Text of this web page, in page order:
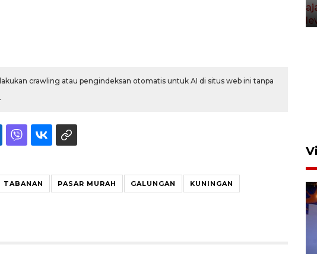
crawling atau pengindeksan otomatis untuk AI di situs web ini tanpa
TABANAN PASAR MURAH GALUNGAN KUNINGAN
ikuti latihan gabungan jelang